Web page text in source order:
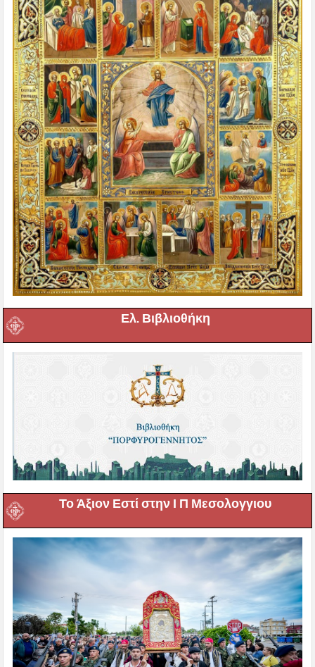
Ελ. Βιβλιοθήκη
Το Άξιον Εστί στην Ι Π Μεσολογγιου